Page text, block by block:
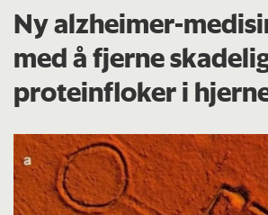
Ny alzheimer-
med å fjerne
proteinfloker i